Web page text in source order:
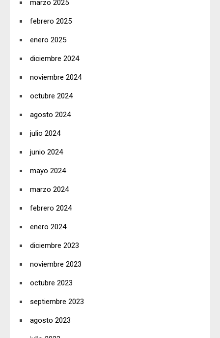
marzo 2025
febrero 2025
enero 2025
diciembre 2024
noviembre 2024
octubre 2024
agosto 2024
julio 2024
junio 2024
mayo 2024
marzo 2024
febrero 2024
enero 2024
diciembre 2023
noviembre 2023
octubre 2023
septiembre 2023
agosto 2023